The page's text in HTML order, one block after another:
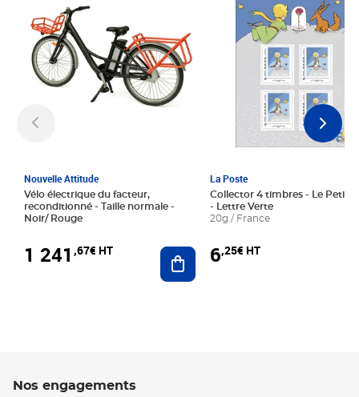
Nouvelle Attitude
Vélo électrique du facteur,
reconditionné - Taille normale -
Noir/ Rouge
1 241 ,67€ HT Ajouter au panier
La Poste
Collector 4 timbres - Le Petit
- Lettre Verte
20g / France
6,25€ HT
Nos engagements